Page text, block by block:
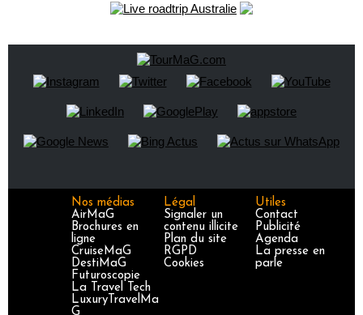
Nos médias
AirMaG
Brochures en
ligne
CruiseMaG
DestiMaG
Futuroscopie
La Travel Tech
LuxuryTravelMa
G
Légal
Signaler un
contenu illicite
Plan du site
RGPD
Cookies
Utiles
Contact
Publicité
Agenda
La presse en
parle